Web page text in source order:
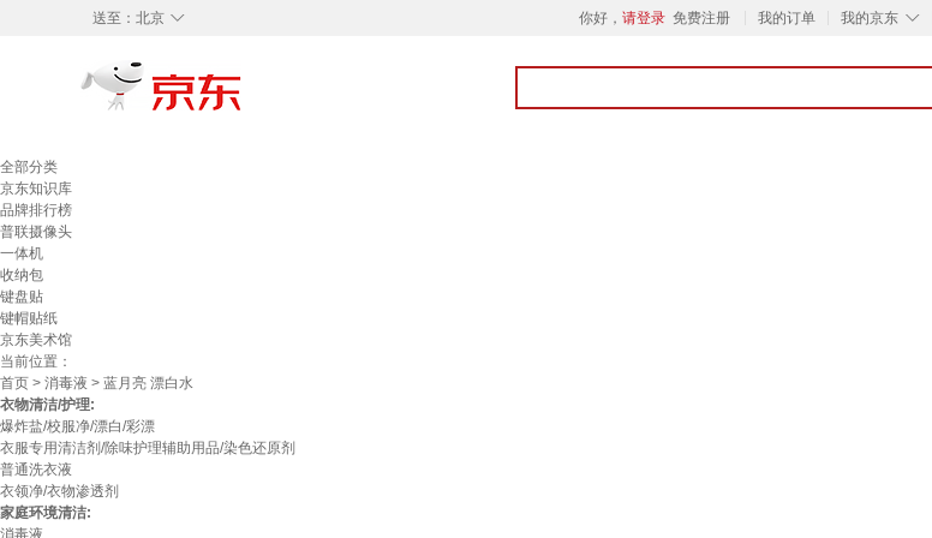
◇
送至： 北京 你好， 请登录 免费注册 我的订单 ◇
我的京东
全部分类
京东知识库
品牌排行榜
普联摄像头
一体机
收纳包
键盘贴
键帽贴纸
京东美术馆
当前位置：
首页 > 消毒液 > 蓝月亮 漂白水
衣物清洁/护理:
爆炸盐/校服净/漂白/彩漂
衣服专用清洁剂/除味护理辅助用品/染色还原剂
普通洗衣液
衣领净/衣物渗透剂
家庭环境清洁:
消毒液